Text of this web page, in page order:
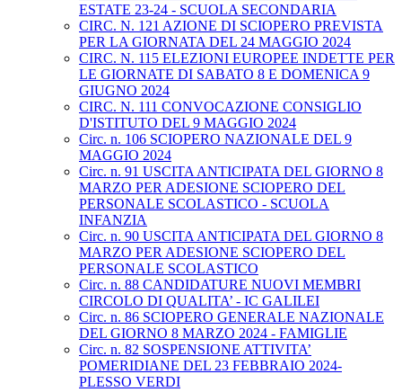
ESTATE 23-24 - SCUOLA SECONDARIA
CIRC. N. 121 AZIONE DI SCIOPERO PREVISTA
PER LA GIORNATA DEL 24 MAGGIO 2024
CIRC. N. 115 ELEZIONI EUROPEE INDETTE PER
LE GIORNATE DI SABATO 8 E DOMENICA 9
GIUGNO 2024
CIRC. N. 111 CONVOCAZIONE CONSIGLIO
D'ISTITUTO DEL 9 MAGGIO 2024
Circ. n. 106 SCIOPERO NAZIONALE DEL 9
MAGGIO 2024
Circ. n. 91 USCITA ANTICIPATA DEL GIORNO 8
MARZO PER ADESIONE SCIOPERO DEL
PERSONALE SCOLASTICO - SCUOLA
INFANZIA
Circ. n. 90 USCITA ANTICIPATA DEL GIORNO 8
MARZO PER ADESIONE SCIOPERO DEL
PERSONALE SCOLASTICO
Circ. n. 88 CANDIDATURE NUOVI MEMBRI
CIRCOLO DI QUALITA’ - IC GALILEI
Circ. n. 86 SCIOPERO GENERALE NAZIONALE
DEL GIORNO 8 MARZO 2024 - FAMIGLIE
Circ. n. 82 SOSPENSIONE ATTIVITA’
POMERIDIANE DEL 23 FEBBRAIO 2024-
PLESSO VERDI